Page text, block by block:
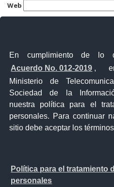
En cumplimiento de lo
Acuerdo No. 012-2019 ,
Ministerio de
Sociedad de la
nuestra política para el
personales. Para continuar
sitio debe aceptar los
Política para el tratamiento
personales
Web
Guarda mi nombre,
Ventanilla
Ventanilla Única de
Gobierno